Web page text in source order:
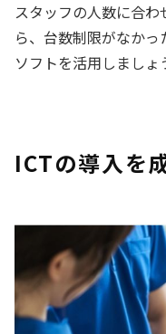
スタッフの人数に合
ら、台数制限がなか
ソフトを活用しましょ
ICTの導入を